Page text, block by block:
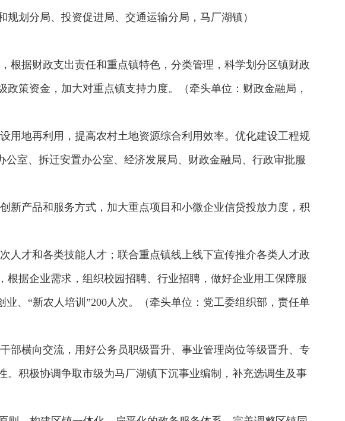
划分局、投资促进局、交通运输分局，马厂湖镇）
根据财政支出责任和重点镇特色，分类管理，科学划分区镇财政
策资金，加大对重点镇支持力度。（牵头单位：财政金融局，
用地再利用，提高农村土地资源综合利用效率。优化建设工程规
室、拆迁安置办公室、经济发展局、财政金融局、行政审批服
新产品和服务方式，加大重点项目和小微企业信贷投放力度，积
人才和各类技能人才；联合重点镇线上线下宣传推介各类人才政
据企业需求，组织校园招聘、行业招聘，做好企业用工保障服
、“新农人培训”200人次。（牵头单位：党工委组织部，责任单
部横向交流，用好公务员职级晋升、事业管理岗位等级晋升、专
积极协调争取市级为马厂湖镇下沉事业编制，补充选调生及事